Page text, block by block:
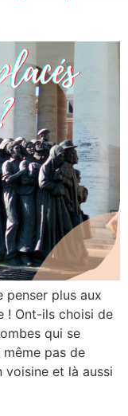
penser plus aux
! Ont-ils choisi de
qui se
même pas de
voisine et là aussi